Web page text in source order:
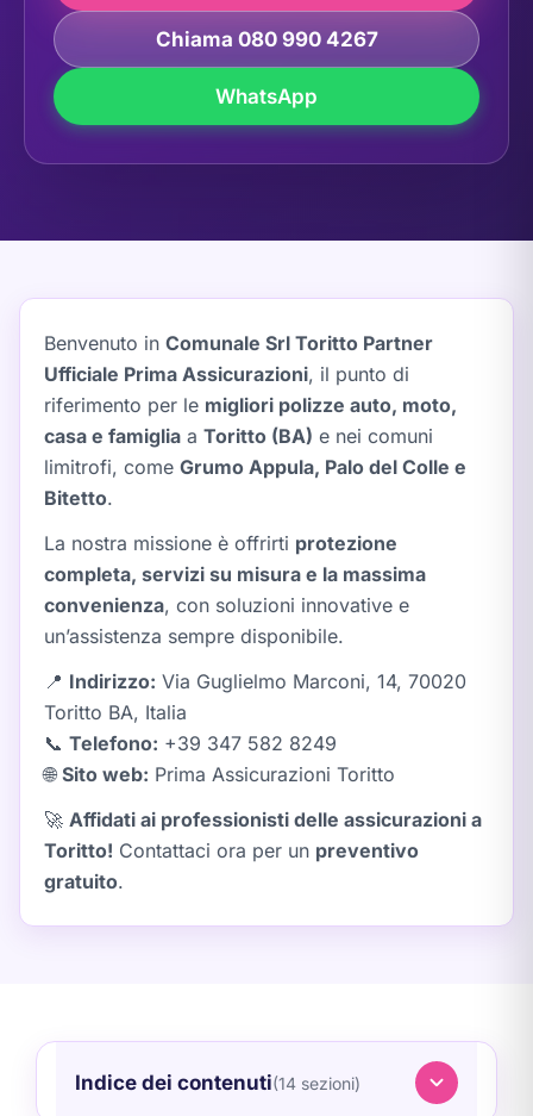
Chiama 080 990 4267
WhatsApp
Benvenuto in Comunale Srl Toritto Partner
Ufficiale Prima Assicurazioni, il punto di
riferimento per le migliori polizze auto, moto,
casa e famiglia a Toritto (BA) e nei comuni
limitrofi, come Grumo Appula, Palo del Colle e
Bitetto.
La nostra missione è offrirti protezione
completa, servizi su misura e la massima
convenienza, con soluzioni innovative e
un’assistenza sempre disponibile.
📍 Indirizzo: Via Guglielmo Marconi, 14, 70020
Toritto BA, Italia
📞 Telefono: +39 347 582 8249
🌐 Sito web: Prima Assicurazioni Toritto
🚀 Affidati ai professionisti delle assicurazioni a
Toritto! Contattaci ora per un preventivo
gratuito.
Indice dei contenuti(14 sezioni)